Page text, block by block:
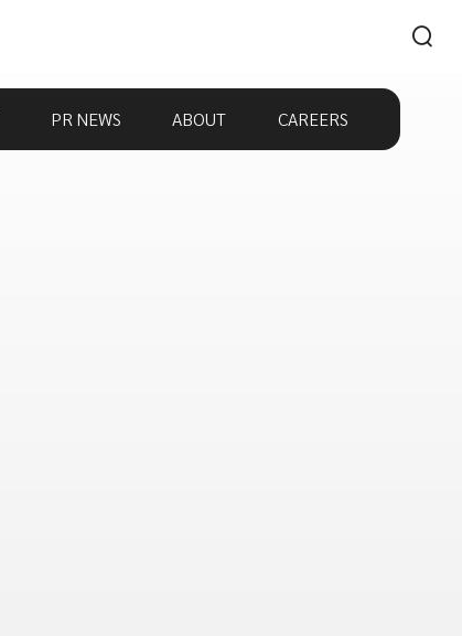
PR NEWS ABOUT CAREERS